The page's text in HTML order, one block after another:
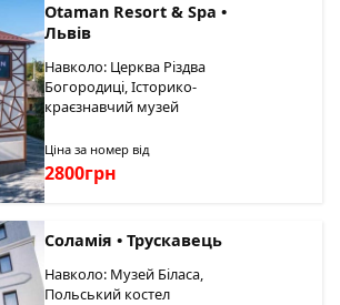
Otaman Resort & Spa •
Львів
Навколо: Церква Різдва
Богородиці, Історико-
краєзнавчий музей
Ціна за номер від
2800грн
Соламія • Трускавець
Навколо: Музей Біласа,
Польський костел